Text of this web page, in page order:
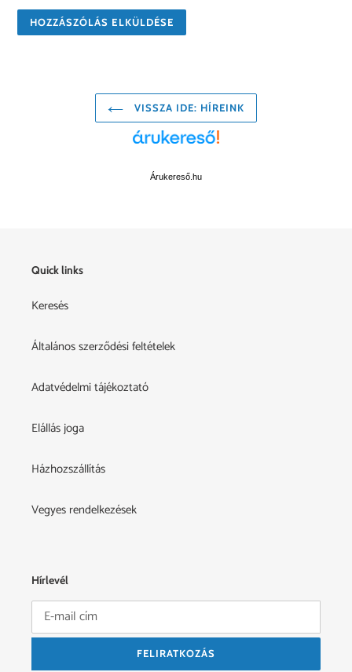
VISSZA IDE: HÍREINK
Árukereső.hu
Quick links
Keresés
Általános szerződési feltételek
Adatvédelmi tájékoztató
Elállás joga
Házhozszállítás
Vegyes rendelkezések
Hírlevél
FELIRATKOZÁS